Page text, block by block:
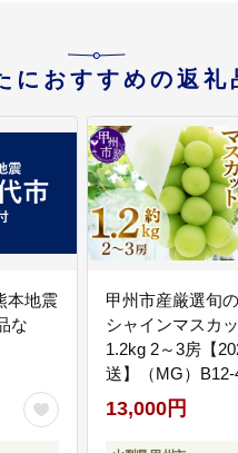
におすすめの返礼
本地震
な
甲州市産厳選旬
シャインマスカ
1.2kg 2～3房【
送】（MG）B12-
13,000円